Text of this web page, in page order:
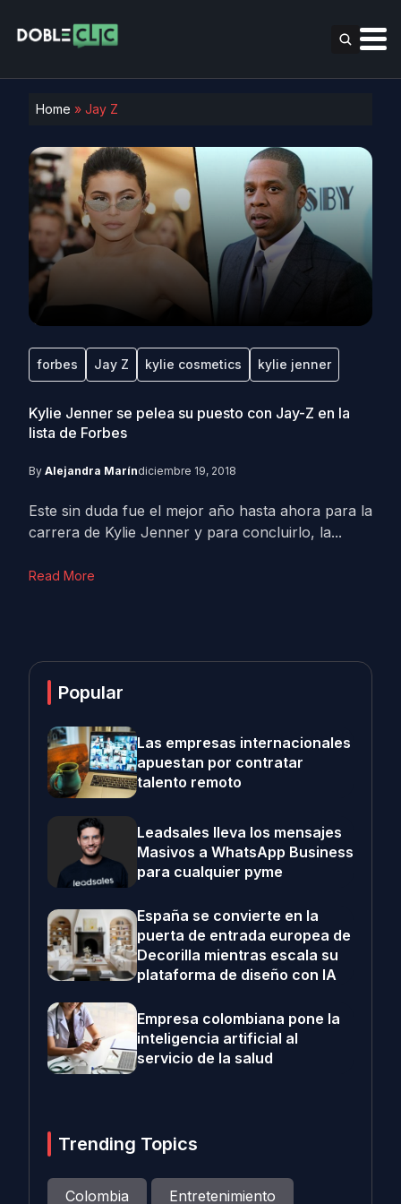
Home » Jay Z
forbes Jay Z kylie cosmetics kylie jenner
Kylie Jenner se pelea su puesto con Jay-Z en la
lista de Forbes
By Alejandra Maríndiciembre 19, 2018
Este sin duda fue el mejor año hasta ahora para la
carrera de Kylie Jenner y para concluirlo, la...
Read More
Popular
Las empresas internacionales
apuestan por contratar
talento remoto
Leadsales lleva los mensajes
Masivos a WhatsApp Business
para cualquier pyme
España se convierte en la
puerta de entrada europea de
Decorilla mientras escala su
plataforma de diseño con IA
Empresa colombiana pone la
inteligencia artificial al
servicio de la salud
Trending Topics
Colombia Entretenimiento